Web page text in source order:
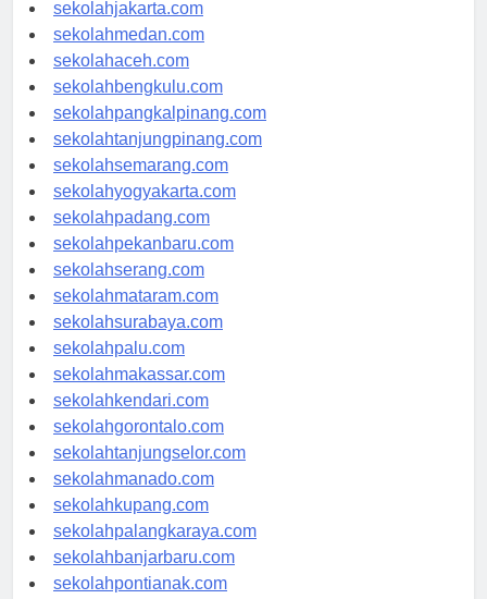
sekolahjakarta.com
sekolahmedan.com
sekolahaceh.com
sekolahbengkulu.com
sekolahpangkalpinang.com
sekolahtanjungpinang.com
sekolahsemarang.com
sekolahyogyakarta.com
sekolahpadang.com
sekolahpekanbaru.com
sekolahserang.com
sekolahmataram.com
sekolahsurabaya.com
sekolahpalu.com
sekolahmakassar.com
sekolahkendari.com
sekolahgorontalo.com
sekolahtanjungselor.com
sekolahmanado.com
sekolahkupang.com
sekolahpalangkaraya.com
sekolahbanjarbaru.com